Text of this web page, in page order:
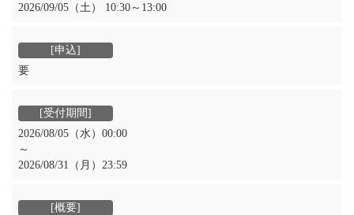
2026/09/05（土） 10:30～13:00
要
2026/08/05（水）00:00
～
2026/08/31（月）23:59